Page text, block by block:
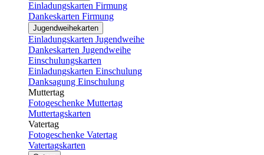
Einladungskarten Firmung
Dankeskarten Firmung
Jugendweihekarten
Einladungskarten Jugendweihe
Dankeskarten Jugendweihe
Einschulungskarten
Einladungskarten Einschulung
Danksagung Einschulung
Muttertag
Fotogeschenke Muttertag
Muttertagskarten
Vatertag
Fotogeschenke Vatertag
Vatertagskarten